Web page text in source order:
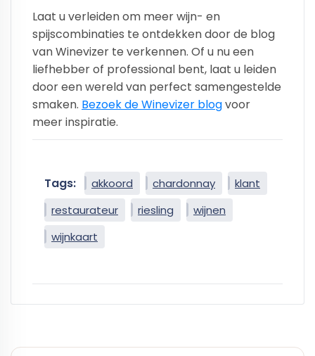
Laat u verleiden om meer wijn- en
spijscombinaties te ontdekken door de blog
van Winevizer te verkennen. Of u nu een
liefhebber of professional bent, laat u leiden
door een wereld van perfect samengestelde
smaken. Bezoek de Winevizer blogvoor
meer inspiratie.
Tags: akkoord chardonnay
klant
restaurateur
riesling
wijnen
wijnkaart